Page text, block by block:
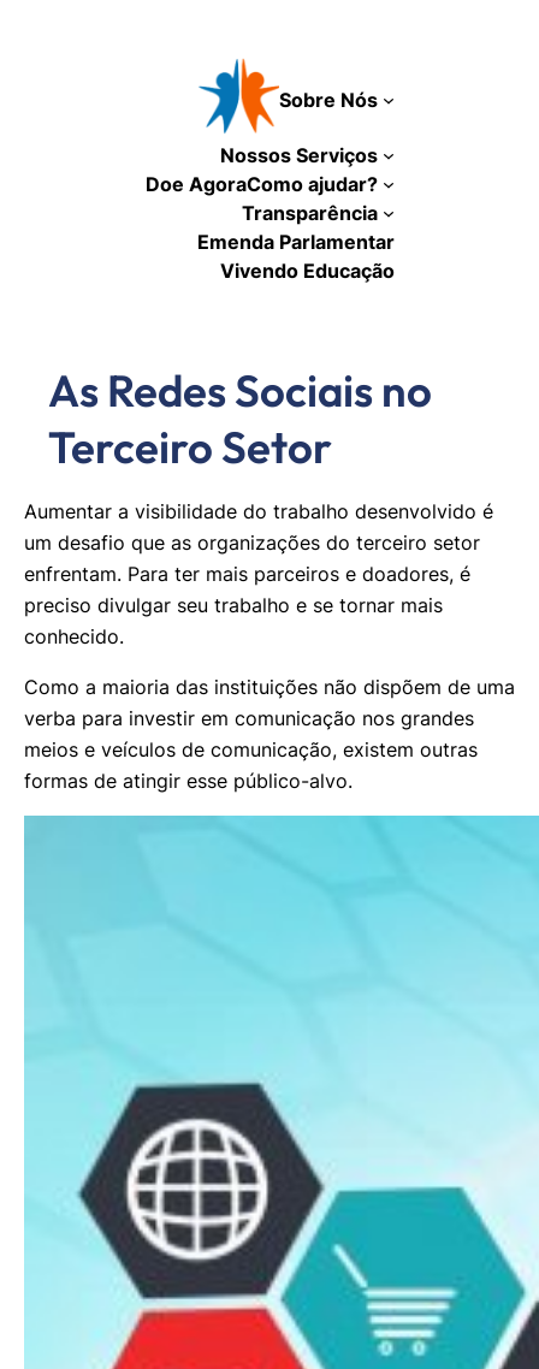
Sobre Nós
Nossos Serviços
Doe AgoraComo ajudar?
Transparência
Emenda Parlamentar
Vivendo Educação
As Redes Sociais no
Terceiro Setor
Aumentar a visibilidade do trabalho desenvolvido é
um desafio que as organizações do terceiro setor
enfrentam. Para ter mais parceiros e doadores, é
preciso divulgar seu trabalho e se tornar mais
conhecido.
Como a maioria das instituições não dispõem de uma
verba para investir em comunicação nos grandes
meios e veículos de comunicação, existem outras
formas de atingir esse público-alvo.